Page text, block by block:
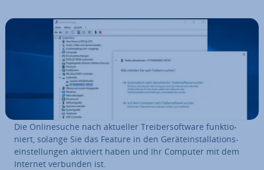
Die On­line­su­che nach aktueller Trei­ber­soft­ware funk­tio­
niert, solange Sie das Feature in den Ge­rä­te­instal­la­ti­ons­
ein­stel­lun­gen aktiviert haben und Ihr Computer mit dem
Internet verbunden ist.